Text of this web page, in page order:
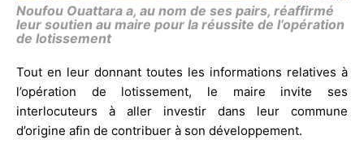
Noufou Ouattara a, au nom de ses pairs, réaffirmé
leur soutien au maire pour la réussite de l’opération
de lotissement
Tout en leur donnant toutes les informations relatives à
l’opération de lotissement, le maire invite ses
interlocuteurs à aller investir dans leur commune
d’origine afin de contribuer à son développement.